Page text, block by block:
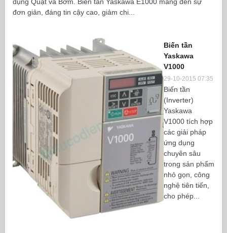
dụng Quạt và Bơm. Biến tần Yaskawa E1000 mang đến sự
đơn giản, đáng tin cậy cao, giảm chi...
Biến tần
Yaskawa
V1000
29-10-2015 07:35
Biến tần
(Inverter)
Yaskawa
V1000 tích hợp
các giải pháp
ứng dụng
chuyên sâu
trong sản phẩm
nhỏ gọn, công
nghệ tiên tiến,
cho phép...